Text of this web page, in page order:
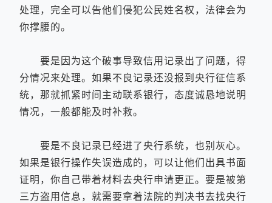
处理，完全可以告他们侵犯公民姓名权，法律会为
你撑腰的。
要是因为这个破事导致信用记录出了问题，得
分情况来处理。如果不良记录还没报到央行征信系
统，那就抓紧时间主动联系银行，态度诚恳地说明
情况，一般都能及时补救。
要是不良记录已经进了央行系统，也别灰心。
如果是银行操作失误造成的，可以让他们出具书面
证明，你自己带着材料去央行申请更正。要是被第
三方盗用信息，就需要拿着法院的判决书去找央行